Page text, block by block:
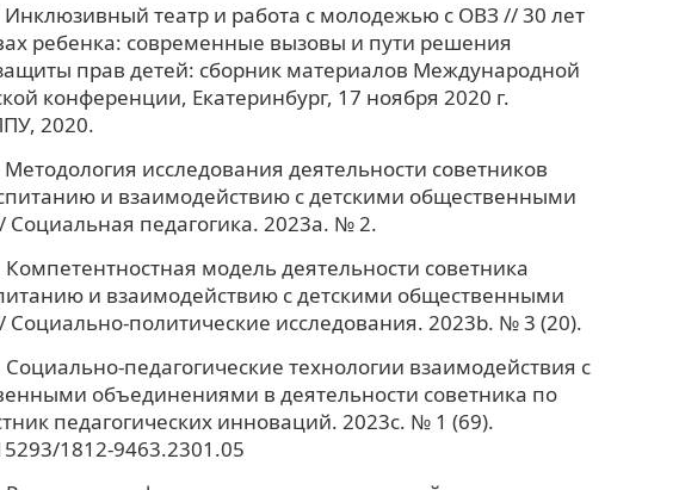
театр и работа с молодежью с ОВЗ // 30 лет
ребенка: современные вызовы и пути решения
прав детей: сборник материалов Международной
конференции, Екатеринбург, 17 ноября 2020 г.
2020.
исследования деятельности советников
и взаимодействию с детскими общественными
педагогика. 2023a. № 2.
модель деятельности советника
и взаимодействию с детскими общественными
политические исследования. 2023b. № 3 (20).
педагогические технологии взаимодействия с
объединениями в деятельности советника по
педагогических инноваций. 2023c. № 1 (69).
1812-9463.2301.05